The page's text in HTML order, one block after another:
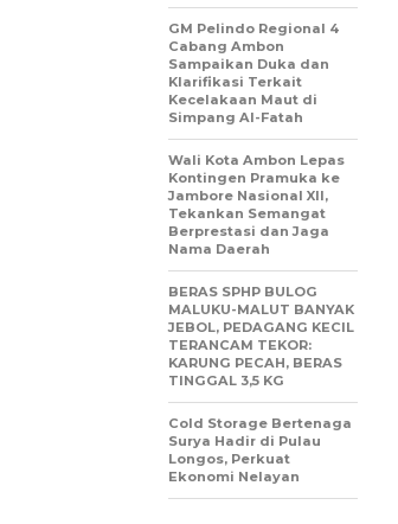
GM Pelindo Regional 4
Cabang Ambon
Sampaikan Duka dan
Klarifikasi Terkait
Kecelakaan Maut di
Simpang Al-Fatah
Wali Kota Ambon Lepas
Kontingen Pramuka ke
Jambore Nasional XII,
Tekankan Semangat
Berprestasi dan Jaga
Nama Daerah
BERAS SPHP BULOG
MALUKU-MALUT BANYAK
JEBOL, PEDAGANG KECIL
TERANCAM TEKOR:
KARUNG PECAH, BERAS
TINGGAL 3,5 KG
Cold Storage Bertenaga
Surya Hadir di Pulau
Longos, Perkuat
Ekonomi Nelayan